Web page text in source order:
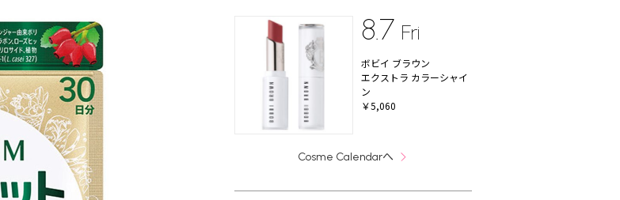
8.7 Fri
ボビイ ブラウン
エクストラ カラーシャイ
ン
￥5,060
Cosme Calendarへ